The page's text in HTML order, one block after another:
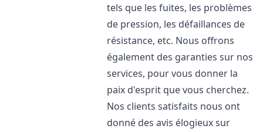
tels que les fuites, les problèmes
de pression, les défaillances de
résistance, etc. Nous offrons
également des garanties sur nos
services, pour vous donner la
paix d'esprit que vous cherchez.
Nos clients satisfaits nous ont
donné des avis élogieux sur